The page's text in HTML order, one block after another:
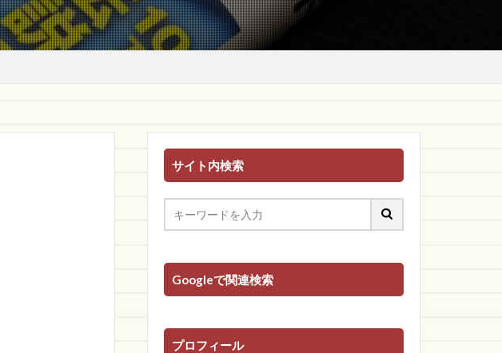
サイト内検索
Googleで関連検索
プロフィール